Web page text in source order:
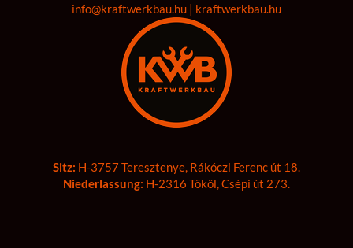
info@kraftwerkbau.hu | kraftwerkbau.hu
Sitz: H-3757 Teresztenye, Rákóczi Ferenc út 18.
Niederlassung: H-2316 Tököl, Csépi út 273.